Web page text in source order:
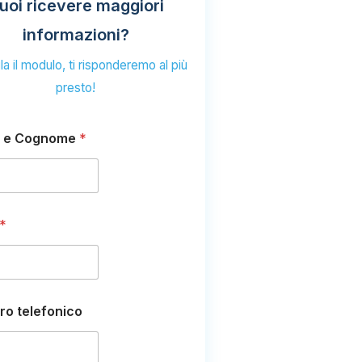
ricevere maggiori
informazioni?
il modulo, ti risponderemo al più
presto!
e Cognome *
*
telefonico